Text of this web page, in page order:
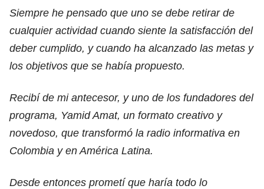
Siempre he pensado que uno se debe retirar de
cualquier actividad cuando siente la satisfacción del
deber cumplido, y cuando ha alcanzado las metas y
los objetivos que se había propuesto.
Recibí de mi antecesor, y uno de los fundadores del
programa, Yamid Amat, un formato creativo y
novedoso, que transformó la radio informativa en
Colombia y en América Latina.
Desde entonces prometí que haría todo lo